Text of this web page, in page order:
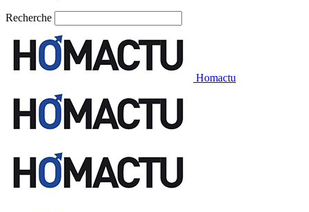
Recherche
Homactu